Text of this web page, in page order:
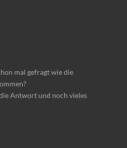
mal gefragt wie die
Antwort und noch vieles